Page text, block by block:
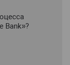
Bank»?